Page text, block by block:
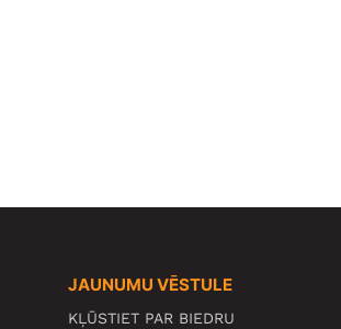
JAUNUMU VĒSTULE
KĻŪSTIET PAR BIEDRU